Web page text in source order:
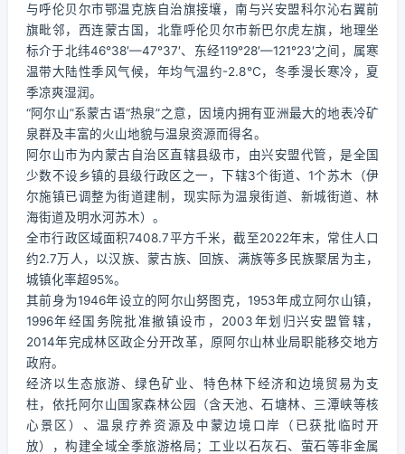
与呼伦贝尔市鄂温克族自治旗接壤，南与兴安盟科尔沁右翼前
旗毗邻，西连蒙古国，北靠呼伦贝尔市新巴尔虎左旗，地理坐
标介于北纬46°38′—47°37′、东经119°28′—121°23′之间，属寒
温带大陆性季风气候，年均气温约-2.8℃，冬季漫长寒冷，夏
季凉爽湿润。
“阿尔山”系蒙古语“热泉”之意，因境内拥有亚洲最大的地表冷矿
泉群及丰富的火山地貌与温泉资源而得名。
阿尔山市为内蒙古自治区直辖县级市，由兴安盟代管，是全国
少数不设乡镇的县级行政区之一，下辖3个街道、1个苏木（伊
尔施镇已调整为街道建制，现实际为温泉街道、新城街道、林
海街道及明水河苏木）。
全市行政区域面积7408.7平方千米，截至2022年末，常住人口
约2.7万人，以汉族、蒙古族、回族、满族等多民族聚居为主，
城镇化率超95%。
其前身为1946年设立的阿尔山努图克，1953年成立阿尔山镇，
1996年经国务院批准撤镇设市，2003年划归兴安盟管辖，
2014年完成林区政企分开改革，原阿尔山林业局职能移交地方
政府。
经济以生态旅游、绿色矿业、特色林下经济和边境贸易为支
柱，依托阿尔山国家森林公园（含天池、石塘林、三潭峡等核
心景区）、温泉疗养资源及中蒙边境口岸（已获批临时开
放），构建全域全季旅游格局；工业以石灰石、萤石等非金属